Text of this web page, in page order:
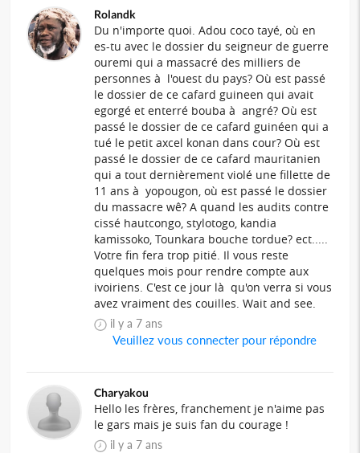
Rolandk
Du n'importe quoi. Adou coco tayé, où en
es-tu avec le dossier du seigneur de guerre
ouremi qui a massacré des milliers de
personnes à l'ouest du pays? Où est passé
le dossier de ce cafard guineen qui avait
egorgé et enterré bouba à angré? Où est
passé le dossier de ce cafard guinéen qui a
tué le petit axcel konan dans cour? Où est
passé le dossier de ce cafard mauritanien
qui a tout dernièrement violé une fillette de
11 ans à yopougon, où est passé le dossier
du massacre wê? A quand les audits contre
cissé hautcongo, stylotogo, kandia
kamissoko, Tounkara bouche tordue? ect.....
Votre fin fera trop pitié. Il vous reste
quelques mois pour rendre compte aux
ivoiriens. C'est ce jour là qu'on verra si vous
avez vraiment des couilles. Wait and see.
il y a 7 ans
Veuillez vous connecter pour répondre
Charyakou
Hello les frères, franchement je n'aime pas
le gars mais je suis fan du courage !
il y a 7 ans